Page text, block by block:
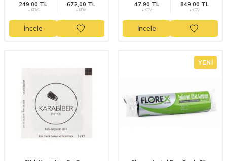
249,00 TL
+ KDV
672,00 TL
+ KDV
İncele
47,90 TL
+ KDV
849,00 TL
+ KDV
İncele
YENI